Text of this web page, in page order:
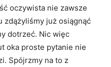
oczywista nie zawsze
zdążyliśmy już osiągnąć
dotrzeć. Nic więc
oka proste pytanie nie
Spójrzmy na to z